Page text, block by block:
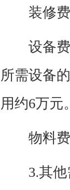
装修费
设备费
所需设备
用约6万元。
物料费
3.其他